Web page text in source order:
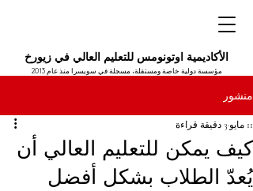
الأكاديمية اوتونومس للتعليم العالي في زيورخ
مؤسسة دولية خاصة ومستقلة، مسجلة في سويسرا منذ عام 2013
منشور
كيف يمكن للتعليم العالي أن
يُعدّ الطلاب بشكل أفضل
11 مايو 3 دقيقة قراءة